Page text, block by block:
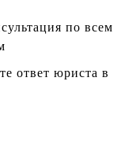
по всем
ответ юриста в